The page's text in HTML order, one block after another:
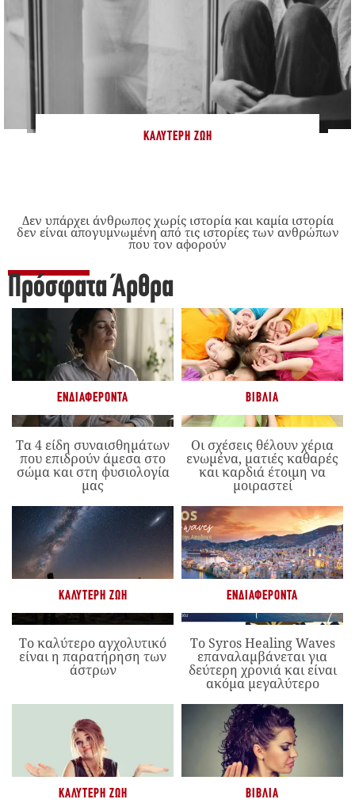
ΚΑΛΎΤΕΡΗ ΖΩΉ
Δεν υπάρχει άνθρωπος χωρίς ιστορία και καμία ιστορία
δεν είναι απογυμνωμένη από τις ιστορίες των ανθρώπων
που τον αφορούν
Πρόσφατα Άρθρα
ΕΝΔΙΑΦΈΡΟΝΤΑ
Τα 4 είδη συναισθημάτων
που επιδρούν άμεσα στο
σώμα και στη φυσιολογία
μας
ΒΙΒΛΊΑ
Οι σχέσεις θέλουν χέρια
ενωμένα, ματιές καθαρές
και καρδιά έτοιμη να
μοιραστεί
ΚΑΛΎΤΕΡΗ ΖΩΉ
Το καλύτερο αγχολυτικό
είναι η παρατήρηση των
άστρων
ΕΝΔΙΑΦΈΡΟΝΤΑ
Το Syros Healing Waves
επαναλαμβάνεται για
δεύτερη χρονιά και είναι
ακόμα μεγαλύτερο
ΚΑΛΎΤΕΡΗ ΖΩΉ ΒΙΒΛΊΑ